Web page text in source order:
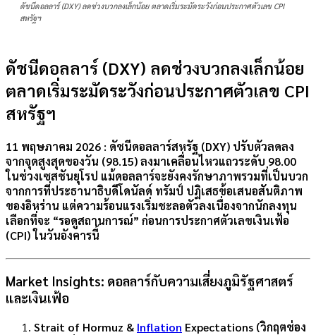
ดัชนีดอลลาร์ (DXY) ลดช่วงบวกลงเล็กน้อย ตลาดเริ่มระมัดระวังก่อนประกาศตัวเลข CPI
สหรัฐฯ
ดัชนีดอลลาร์ (DXY) ลดช่วงบวกลงเล็กน้อย
ตลาดเริ่มระมัดระวังก่อนประกาศตัวเลข CPI
สหรัฐฯ
11 พฤษภาคม 2026 : ดัชนีดอลลาร์สหรัฐ (DXY) ปรับตัวลดลง
จากจุดสูงสุดของวัน (98.15) ลงมาเคลื่อนไหวแถวระดับ 98.00
ในช่วงเซสชันยุโรป แม้ดอลลาร์จะยังคงรักษาภาพรวมที่เป็นบวก
จากการที่ประธานาธิบดีโดนัลด์ ทรัมป์ ปฏิเสธข้อเสนอสันติภาพ
ของอิหร่าน แต่ความร้อนแรงเริ่มชะลอตัวลงเนื่องจากนักลงทุน
เลือกที่จะ “รอดูสถานการณ์” ก่อนการประกาศตัวเลขเงินเฟ้อ
(CPI) ในวันอังคารนี้
Market Insights: ดอลลาร์กับความเสี่ยงภูมิรัฐศาสตร์
และเงินเฟ้อ
Strait of Hormuz & Inflation Expectations (วิกฤตช่อง